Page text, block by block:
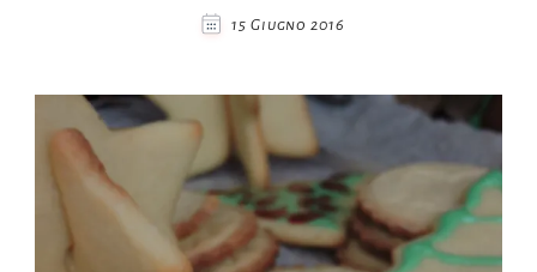
15 Giugno 2016